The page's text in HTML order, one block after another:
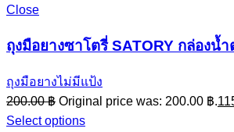
Close
ถุงมือยางซาโตรี่ SATORY กล่องน้
ถุงมือยางไม่มีแป้ง
200.00฿ Original price was: 200.00 ฿.
Select options